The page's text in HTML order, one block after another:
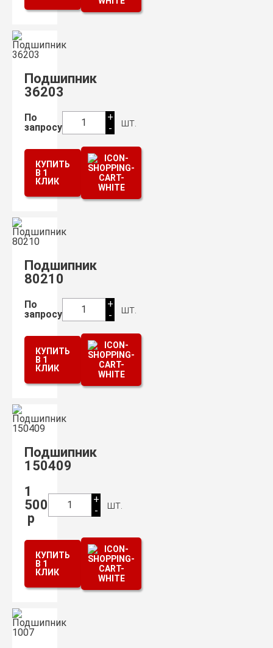
Подшипник
36203
По
запросу
1
+
-
шт.
КУПИТЬ
В 1
КЛИК
Подшипник
80210
По
запросу
1
+
-
шт.
КУПИТЬ
В 1
КЛИК
Подшипник
150409
1
500
р
1
+
-
шт.
КУПИТЬ
В 1
КЛИК